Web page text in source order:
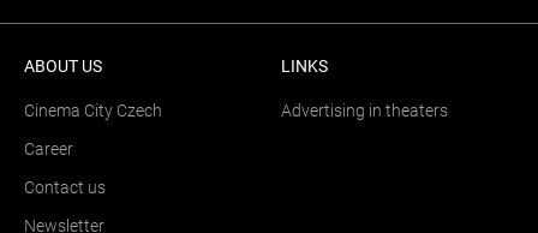
ABOUT US
Cinema City Czech
Career
Contact us
Newsletter
LINKS
Advertising in theaters